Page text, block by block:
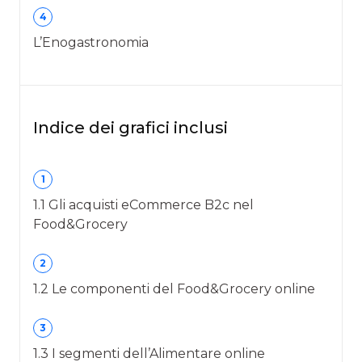
4
L’Enogastronomia
Indice dei grafici inclusi
1
1.1 Gli acquisti eCommerce B2c nel
Food&Grocery
2
1.2 Le componenti del Food&Grocery online
3
1.3 I segmenti dell’Alimentare online